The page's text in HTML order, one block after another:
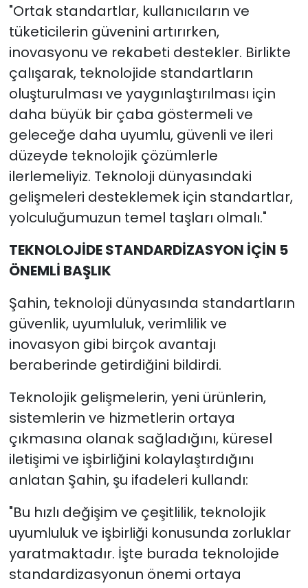
"Ortak standartlar, kullanıcıların ve
tüketicilerin güvenini artırırken,
inovasyonu ve rekabeti destekler. Birlikte
çalışarak, teknolojide standartların
oluşturulması ve yaygınlaştırılması için
daha büyük bir çaba göstermeli ve
geleceğe daha uyumlu, güvenli ve ileri
düzeyde teknolojik çözümlerle
ilerlemeliyiz. Teknoloji dünyasındaki
gelişmeleri desteklemek için standartlar,
yolculuğumuzun temel taşları olmalı."
TEKNOLOJİDE STANDARDİZASYON İÇİN 5
ÖNEMLİ BAŞLIK
Şahin, teknoloji dünyasında standartların
güvenlik, uyumluluk, verimlilik ve
inovasyon gibi birçok avantajı
beraberinde getirdiğini bildirdi.
Teknolojik gelişmelerin, yeni ürünlerin,
sistemlerin ve hizmetlerin ortaya
çıkmasına olanak sağladığını, küresel
iletişimi ve işbirliğini kolaylaştırdığını
anlatan Şahin, şu ifadeleri kullandı:
"Bu hızlı değişim ve çeşitlilik, teknolojik
uyumluluk ve işbirliği konusunda zorluklar
yaratmaktadır. İşte burada teknolojide
standardizasyonun önemi ortaya